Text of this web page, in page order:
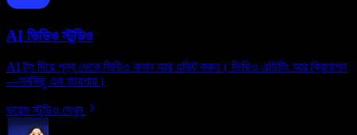
AI ভিডিও স্টুডিও
AI টুল দিয়ে শূন্য থেকে ভিডিও বানান আর এডিট করুন। ভিডিও এডিটিং আর ক্রিয়েশন
—সবকিছু এক জায়গায়।
ভয়েস স্টুডিও দেখুন